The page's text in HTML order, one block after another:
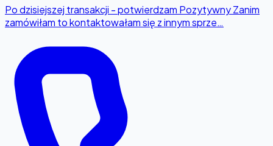
Po dzisiejszej transakcji - potwierdzam Pozytywny Zanim
zamówiłam to kontaktowałam się z innym sprze…